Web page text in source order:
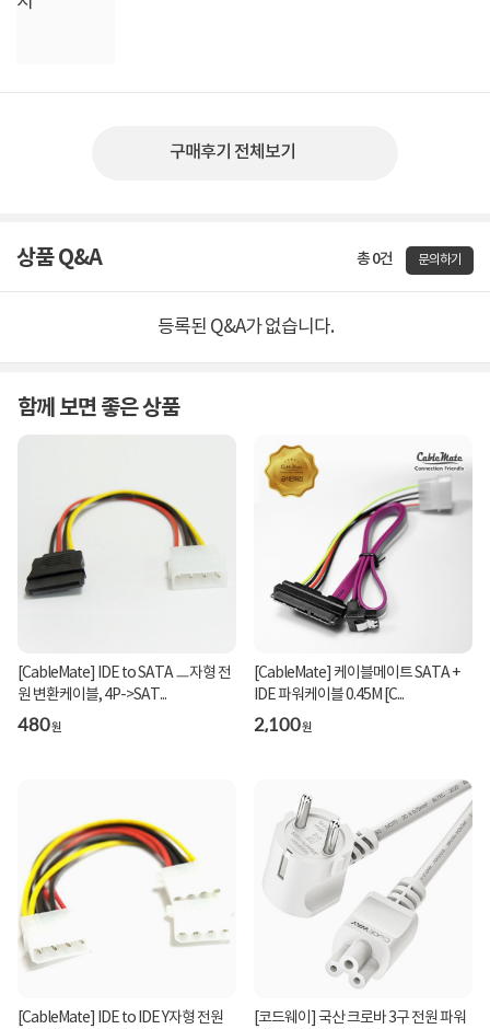
구매후기 전체보기
상품 Q&A 총 0건 문의하기
등록된 Q&A가 없습니다.
함께 보면 좋은 상품
[CableMate] IDE to SATA ㅡ자형 전
원 변환케이블, 4P->SAT...
480원
[CableMate] 케이블메이트 SATA +
IDE 파워케이블 0.45M [C...
2,100원
[CableMate] IDE to IDE Y자형 전원
[코드웨이] 국산 크로바 3구 전원 파워